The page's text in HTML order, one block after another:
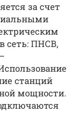
за счет
сеть: ПНСВ,
станций
мощности.